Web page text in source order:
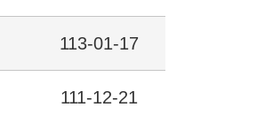
113-01-17
111-12-21